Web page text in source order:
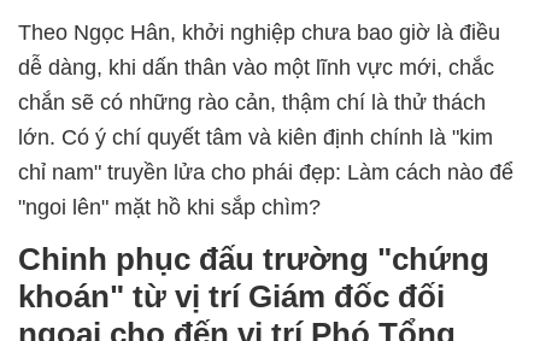
Theo Ngọc Hân, khởi nghiệp chưa bao giờ là điều
dễ dàng, khi dấn thân vào một lĩnh vực mới, chắc
chắn sẽ có những rào cản, thậm chí là thử thách
lớn. Có ý chí quyết tâm và kiên định chính là "kim
chỉ nam" truyền lửa cho phái đẹp: Làm cách nào để
"ngoi lên" mặt hồ khi sắp chìm?
Chinh phục đấu trường "chứng
khoán" từ vị trí Giám đốc đối
ngoại cho đến vị trí Phó Tổng